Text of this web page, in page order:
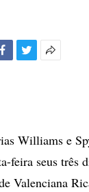
Williams e
feira seus três
Valenciana